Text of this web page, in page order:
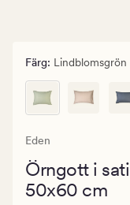
Färg: Lindblomsgrön
Eden
Örngott i
50x60 cm